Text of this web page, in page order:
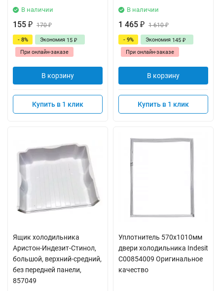
В наличии
155 ₽ 170₽
- 8% Экономия 15 ₽
При онлайн-заказе
В корзину
Купить в 1 клик
В наличии
1 465 ₽ 1 610₽
- 9% Экономия 145 ₽
При онлайн-заказе
В корзину
Купить в 1 клик
Ящик холодильника
Аристон-Индезит-Стинол,
большой, верхний-средний,
без передней панели,
857049
Уплотнитель 570x1010мм
двери холодильника Indesit
C00854009 Оригинальное
качество